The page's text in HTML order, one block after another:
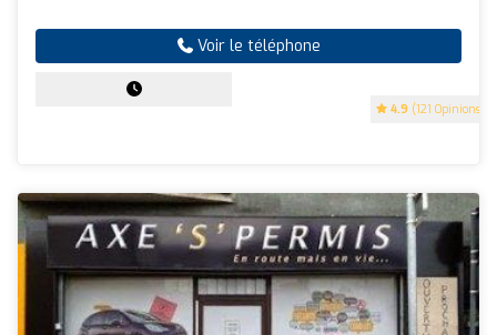
4.9 (121 Opinions)
Voir le téléphone